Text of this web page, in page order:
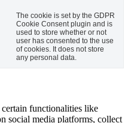
The cookie is set by the GDPR
Cookie Consent plugin and is
used to store whether or not
user has consented to the use
of cookies. It does not store
any personal data.
functionalities like
social media platforms, collect